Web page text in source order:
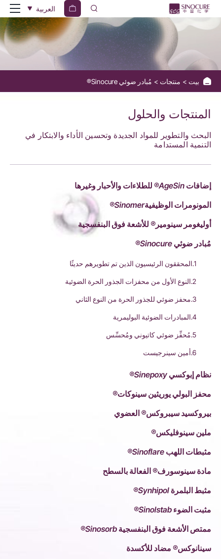
Sinocure®
Photoinitiators
العربية
بيت منتجات مُبادر ضوئي Sinocure®
المنتجات والحلول
البحث والتطوير للمواد الجديدة وتحسين الأداء والابتكار في
التنمية المستدامة
إضافات AgeSin® للطلاءات والأحبار وغيرها
المونومرات الوظيفيةSinomer®
أوليغومر سينومير® للأشعة فوق البنفسجية
مُبادر ضوئي Sinocure®
1.المحققون الرئيسيون الذين تم تطويرهم حديثًا
2.النوع الأول من محفزات الجذور الحرة الضوئية
3.محفز ضوئي للجذور الحرة من النوع الثاني
4.المبادرات الضوئية البوليمرية
5.مُحفِّز ضوئي كاتيوني ومُحسِّس
6.أمين سينرجيست
نظام إبوكسي Sinepoxy®
محفز البولي يوريثين سينوكات®
بيروكسيد سيبروكس® العضوي
ملين سينوفليكس®
مثبطات اللهب Sinoflare®
مادة سينوسورف® الفعالة بالسطح
مثبط البلمرة Synhipol®
مثبت الضوء Sinolstab®
ممتص الأشعة فوق البنفسجية Sinosorb®
سينانوكس® مضاد للأكسدة